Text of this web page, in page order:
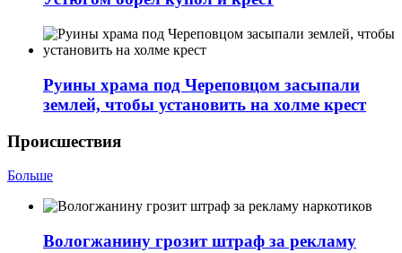
Руины храма под Череповцом засыпали
землей, чтобы установить на холме крест
Происшествия
Больше
Вологжанину грозит штраф за рекламу